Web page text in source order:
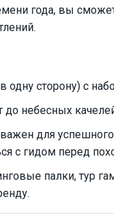
года, вы
одну сторону) с
небесных
для
с гидом перед
палки, тур